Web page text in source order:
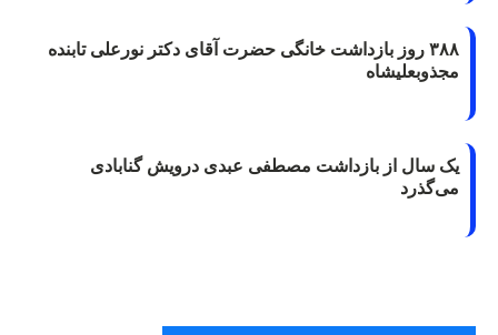
۳۸۸ روز بازداشت خانگی حضرت آقای دکتر نورعلی تابنده
مجذوبعلیشاه
یک سال از بازداشت مصطفی عبدی درویش گنابادی
می‌گذرد